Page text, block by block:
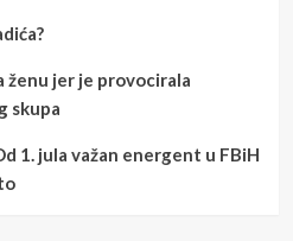
ženu jer je provocirala
skupa
1. jula važan energent u FBiH